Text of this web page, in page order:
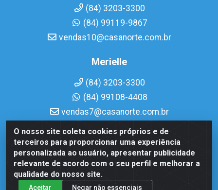
O nosso site coleta cookies próprios e de
terceiros para proporcionar uma experiência
personalizada ao usuário, apresentar publicidade
relevante de acordo com o seu perfil e melhorar a
qualidade do nosso site.
Aceitar Negar não essenciais
(84) 3203-3300
(84) 99119-9867
vendas10@casanorte.com.br
Merielle
(84) 3203-3300
(84) 99108-4408
vendas7@casanorte.com.br
Casa Norte LTDA - Av. Interventor Mário Câmara, 1815 -
Dix-Sept Rosado, Natal/RN - CEP 59054-600 - CNPJ
08.713.513/0001-51